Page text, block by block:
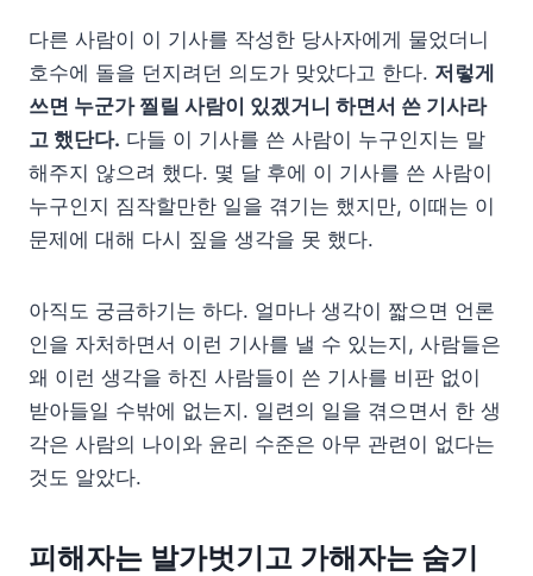
다른 사람이 이 기사를 작성한 당사자에게 물었더니
호수에 돌을 던지려던 의도가 맞았다고 한다. 저렇게
쓰면 누군가 찔릴 사람이 있겠거니 하면서 쓴 기사라
고 했단다. 다들 이 기사를 쓴 사람이 누구인지는 말
해주지 않으려 했다. 몇 달 후에 이 기사를 쓴 사람이
누구인지 짐작할만한 일을 겪기는 했지만, 이때는 이
문제에 대해 다시 짚을 생각을 못 했다.
아직도 궁금하기는 하다. 얼마나 생각이 짧으면 언론
인을 자처하면서 이런 기사를 낼 수 있는지, 사람들은
왜 이런 생각을 하진 사람들이 쓴 기사를 비판 없이
받아들일 수밖에 없는지. 일련의 일을 겪으면서 한 생
각은 사람의 나이와 윤리 수준은 아무 관련이 없다는
것도 알았다.
피해자는 발가벗기고 가해자는 숨기